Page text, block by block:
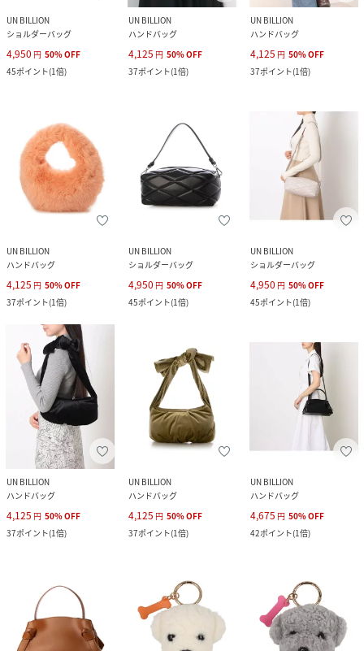
UN BILLION
ショルダーバッグ
4,950 円 50%OFF
45ポイント(1倍)
UN BILLION
ハンドバッグ
4,125 円 50%OFF
37ポイント(1倍)
UN BILLION
ハンドバッグ
4,125 円 50%OFF
37ポイント(1倍)
UN BILLION
ハンドバッグ
4,125 円 50%OFF
37ポイント(1倍)
UN BILLION
ショルダーバッグ
4,950 円 50%OFF
45ポイント(1倍)
UN BILLION
ショルダーバッグ
4,950 円 50%OFF
45ポイント(1倍)
UN BILLION
ハンドバッグ
4,125 円 50%OFF
37ポイント(1倍)
UN BILLION
ハンドバッグ
4,125 円 50%OFF
37ポイント(1倍)
UN BILLION
ハンドバッグ
4,675 円 50%OFF
42ポイント(1倍)